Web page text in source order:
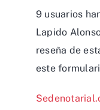
9 usuarios
Lapido
reseña de
este